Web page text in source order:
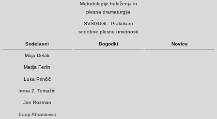
Metodologije beleženja in
plesna dramaturgija
SVŠGUGL: Praktikum
sodobne plesne umetnosti
Sodelavci
Maja Delak
Matija Ferlin
Luka Prinčič
Irena Z. Tomažin
Jan Rozman
Loup Abramovici
Dogodki Novice